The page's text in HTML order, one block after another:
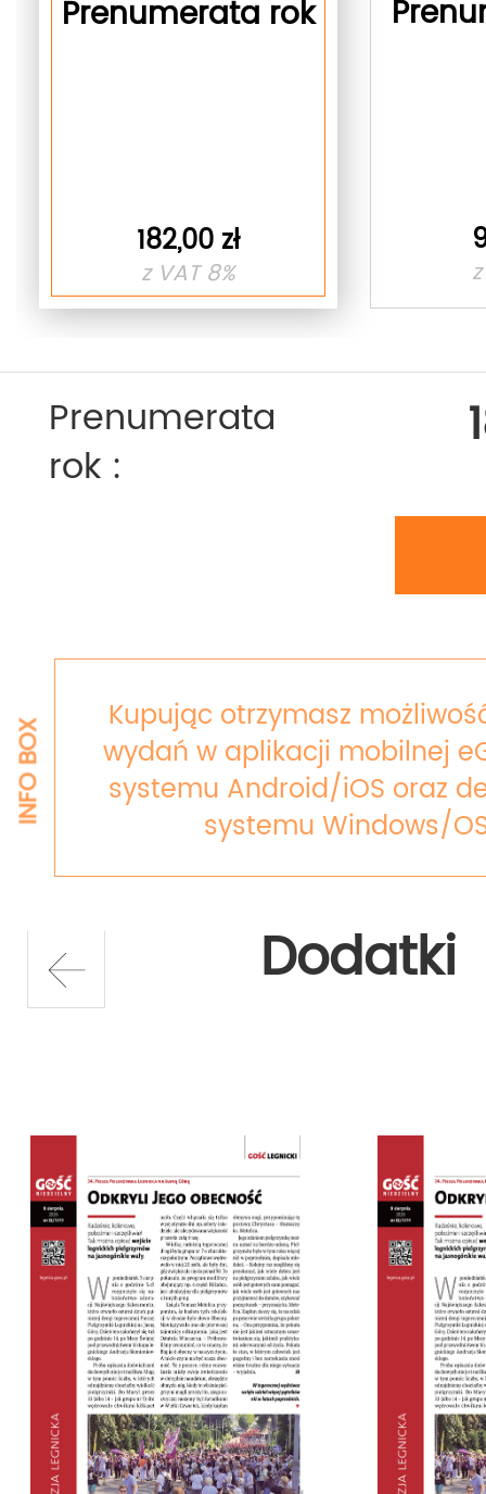
Prenumerata rok
182,00 zł
z VAT 8%
Prenumerata
rok :
INFO BOX
Kupując otrzymasz
wydań w aplikacji mobilnej
systemu Android/iOS oraz
systemu Windows/
Dodatki